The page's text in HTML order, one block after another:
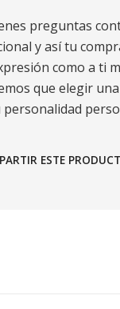
preguntas
y así tu
como a ti
que elegir
personalidad
ESTE